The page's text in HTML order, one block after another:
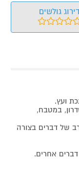
דירוג גולשים
ועץ.
במטבח,
של דברים בצורה